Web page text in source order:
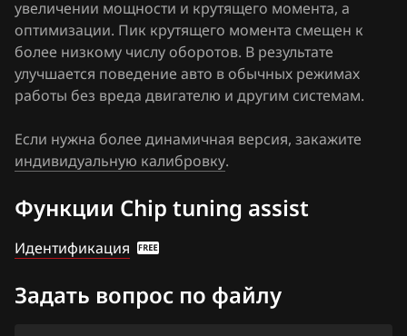
Genesis
GMC
Groz
Haval
Hawtai
Honda
увеличении мощности и крутящего момента, а
оптимизации. Пик крутящего момента смещен к
более низкому числу оборотов. В результате
улучшается поведение авто в обычных режимах
работы без вреда двигателю и другим системам.
Если нужна более динамичная версия, закажите
индивидуальную калибровку.
Функции Chip tuning assist
Идентификация
Задать вопрос по файлу